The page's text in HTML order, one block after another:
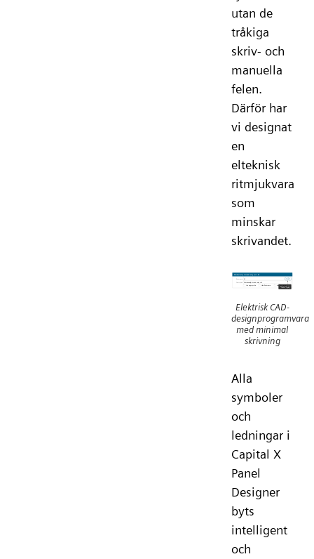
utan de
tråkiga
skriv- och
manuella
felen.
Därför har
vi designat
en
elteknisk
ritmjukvara
som
minskar
skrivandet.
Elektrisk CAD-
designprogramvara
med minimal
skrivning
Alla
symboler
och
ledningar i
Capital X
Panel
Designer
byts
intelligent
och